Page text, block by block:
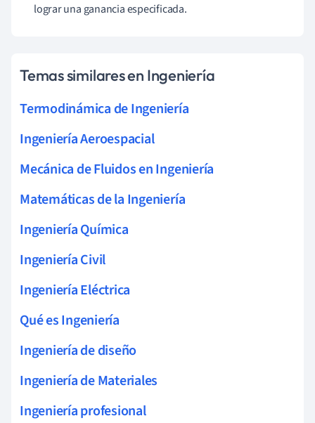
lograr una ganancia especificada.
Temas similares en Ingeniería
Termodinámica de Ingeniería
Ingeniería Aeroespacial
Mecánica de Fluidos en Ingeniería
Matemáticas de la Ingeniería
Ingeniería Química
Ingeniería Civil
Ingeniería Eléctrica
Qué es Ingeniería
Ingeniería de diseño
Ingeniería de Materiales
Ingeniería profesional